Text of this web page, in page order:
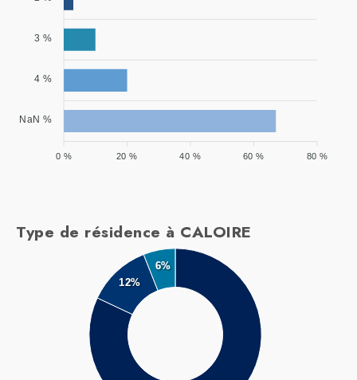
3 %
4 %
NaN %
80 %
60 %
40 %
20 %
0 %
Type de résidence à CALOIRE
12%
6%